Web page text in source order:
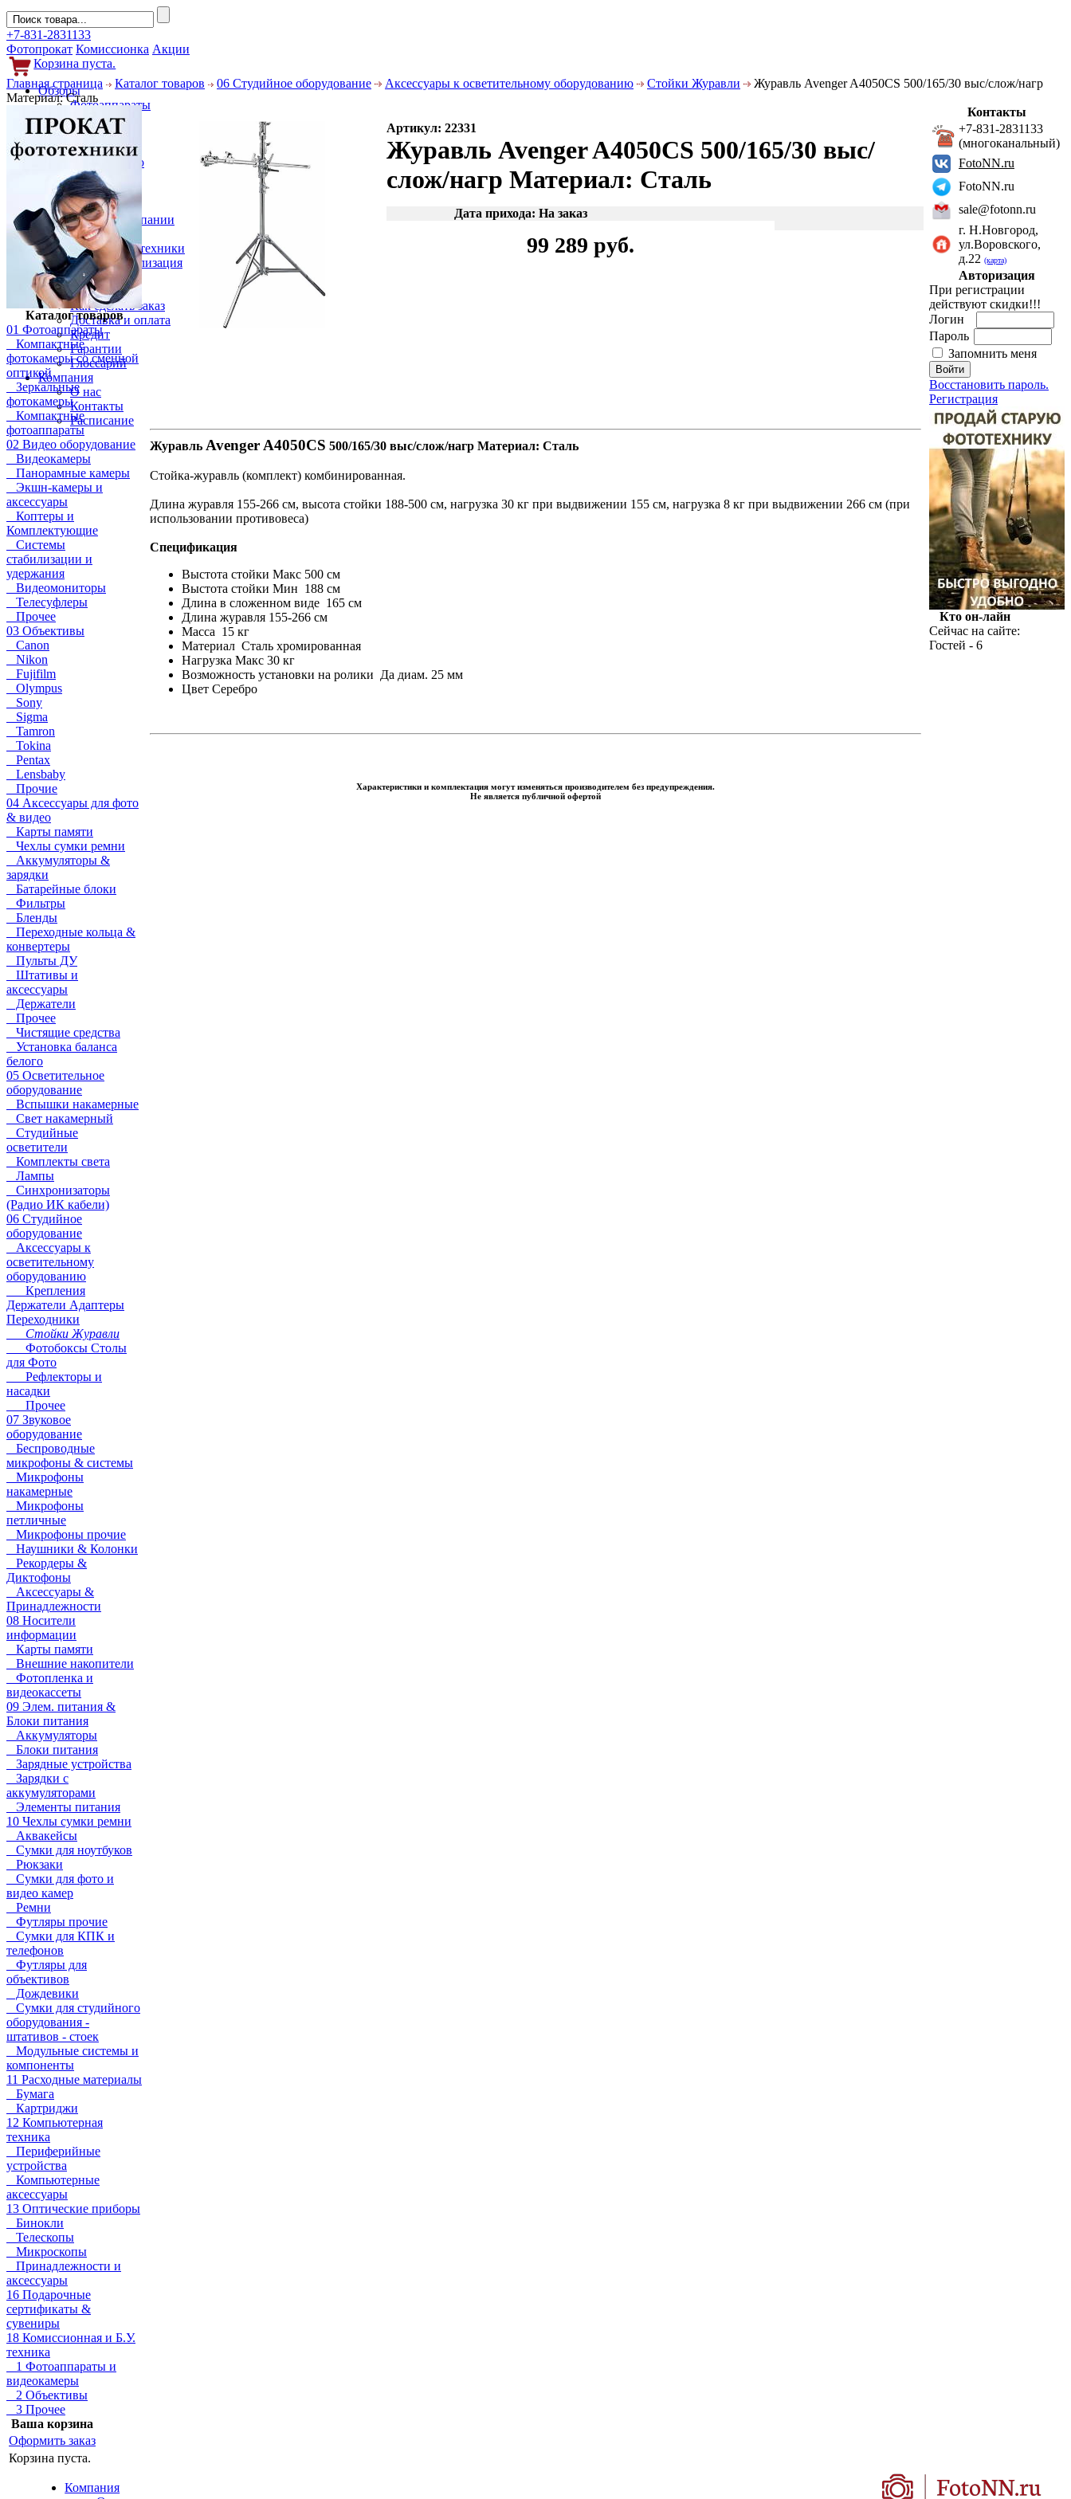
+7-831-2831133
Фотопрокат Комиссионка Акции
Корзина пуста.
Обзоры
Фотоаппараты
Объективы
Фильтры
Новости
Фото и видео
Гаджеты
Аксессуары
Слухи
Новости компании
Услуги
Прокат фототехники
Выкуп и реализация
Покупателям
Акции
Как сделать заказ
Доставка и оплата
Кредит
Гарантии
Глоссарий
Компания
О нас
Контакты
Расписание
Главная страница Каталог товаров 06 Студийное оборудование Аксессуары к осветительному оборудованию Стойки Журавли
Журавль Avenger A4050CS 500/165/30 выс/слож/нагр
Материал: Сталь
Каталог товаров
01 Фотоаппараты
Компактные
фотокамеры со сменной
оптикой
Зеркальные
фотокамеры
Компактные
фотоаппараты
02 Видео оборудование
Видеокамеры
Панорамные камеры
Экшн-камеры и
аксессуары
Коптеры и
Комплектующие
Системы
стабилизации и
удержания
Видеомониторы
Телесуфлеры
Прочее
03 Объективы
Canon
Nikon
Fujifilm
Olympus
Sony
Sigma
Tamron
Tokina
Pentax
Lensbaby
Прочие
04 Аксессуары для фото
& видео
Карты памяти
Чехлы сумки ремни
Аккумуляторы &
зарядки
Батарейные блоки
Фильтры
Бленды
Переходные кольца &
конвертеры
Пульты ДУ
Штативы и
аксессуары
Держатели
Прочее
Чистящие средства
Установка баланса
белого
05 Осветительное
оборудование
Вспышки накамерные
Свет накамерный
Студийные
осветители
Комплекты света
Лампы
Синхронизаторы
(Радио ИК кабели)
06 Студийное
оборудование
Аксессуары к
осветительному
оборудованию
Крепления
Держатели Адаптеры
Переходники
Стойки Журавли
Фотобоксы Столы
для Фото
Рефлекторы и
насадки
Прочее
07 Звуковое
оборудование
Беспроводные
микрофоны & системы
Микрофоны
накамерные
Микрофоны
петличные
Микрофоны прочие
Наушники & Колонки
Рекордеры &
Диктофоны
Аксессуары &
Принадлежности
08 Носители
информации
Карты памяти
Внешние накопители
Фотопленка и
видеокассеты
09 Элем. питания &
Блоки питания
Аккумуляторы
Блоки питания
Зарядные устройства
Зарядки с
аккумуляторами
Элементы питания
10 Чехлы сумки ремни
Аквакейсы
Сумки для ноутбуков
Рюкзаки
Сумки для фото и
видео камер
Ремни
Футляры прочие
Сумки для КПК и
телефонов
Футляры для
объективов
Дождевики
Сумки для студийного
оборудования -
штативов - стоек
Модульные системы и
компоненты
11 Расходные материалы
Бумага
Картриджи
12 Компьютерная
техника
Периферийные
устройства
Компьютерные
аксессуары
13 Оптические приборы
Бинокли
Телескопы
Микроскопы
Принадлежности и
аксессуары
16 Подарочные
сертификаты &
сувениры
18 Комиссионная и Б.У.
техника
1 Фотоаппараты и
видеокамеры
2 Объективы
3 Прочее
Ваша корзина
Оформить заказ
Корзина пуста.
Артикул: 22331
Журавль Avenger A4050CS 500/165/30 выс/
слож/нагр Материал: Сталь
Дата прихода: На заказ
99 289 руб.
Журавль Avenger A4050CS 500/165/30 выс/слож/нагр Материал: Сталь
Стойка-журавль (комплект) комбинированная.
Длина журавля 155-266 см, высота стойки 188-500 см, нагрузка 30 кг при выдвижении 155 см, нагрузка 8 кг при выдвижении 266 см (при
использовании противовеса)
Спецификация
Выстота стойки Макс 500 см
Выстота стойки Мин 188 см
Длина в сложенном виде 165 см
Длина журавля 155-266 см
Масса 15 кг
Материал Сталь хромированная
Нагрузка Макс 30 кг
Возможность установки на ролики Да диам. 25 мм
Цвет Серебро
Характеристики и комплектация могут изменяться производителем без предупреждения.
Не является публичной офертой
Контакты
+7-831-2831133
(многоканальный)
FotoNN.ru
FotoNN.ru
sale@fotonn.ru
г. Н.Новгород,
ул.Воровского,
д.22 (карта)
Авторизация
При регистрации
действуют скидки!!!
Логин
Пароль
Запомнить меня
Восстановить пароль.
Регистрация
Кто он-лайн
Сейчас на сайте:
Гостей - 6
Компания